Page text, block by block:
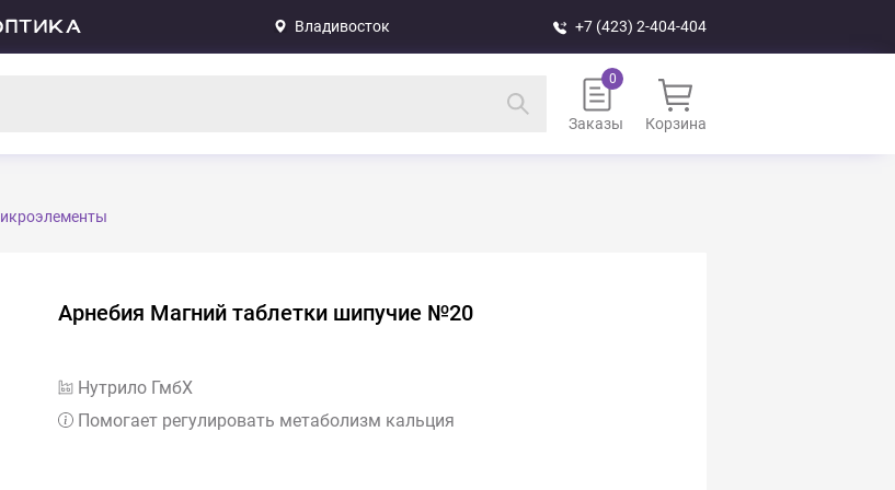
Владивосток +7 (423) 2-404-404
Заказы Корзина
Арнебия Магний таблетки шипучие №20
Нутрило ГмбХ
Помогает регулировать метаболизм кальция